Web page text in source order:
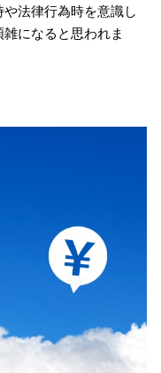
法律行為時を意識し
になると思われま